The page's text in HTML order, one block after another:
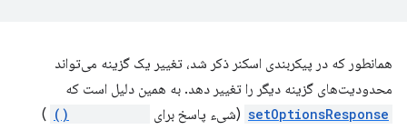
همانطور که در پیکربندی اسکنر ذکر شد، تغییر یک گزینه می‌تواند
محدودیت‌های گزینه دیگر را تغییر دهد. به همین دلیل است که
setOptionsResponse (شیء پاسخ برای
)